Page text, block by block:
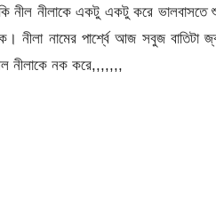
নীল নীলাকে একটু একটু করে ভালবাসতে
নীলা নামের পার্শ্বে আজ সবুজ বাতিটা
নীলাকে নক করে,,,,,,,